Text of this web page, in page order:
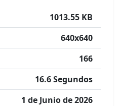
1013.55 KB
640x640
166
16.6 Segundos
1 de Junio de 2026